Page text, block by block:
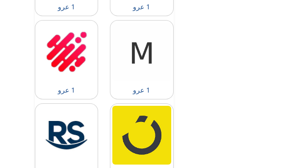
1 عرو 1 عرو
1 عرو 1 عرو